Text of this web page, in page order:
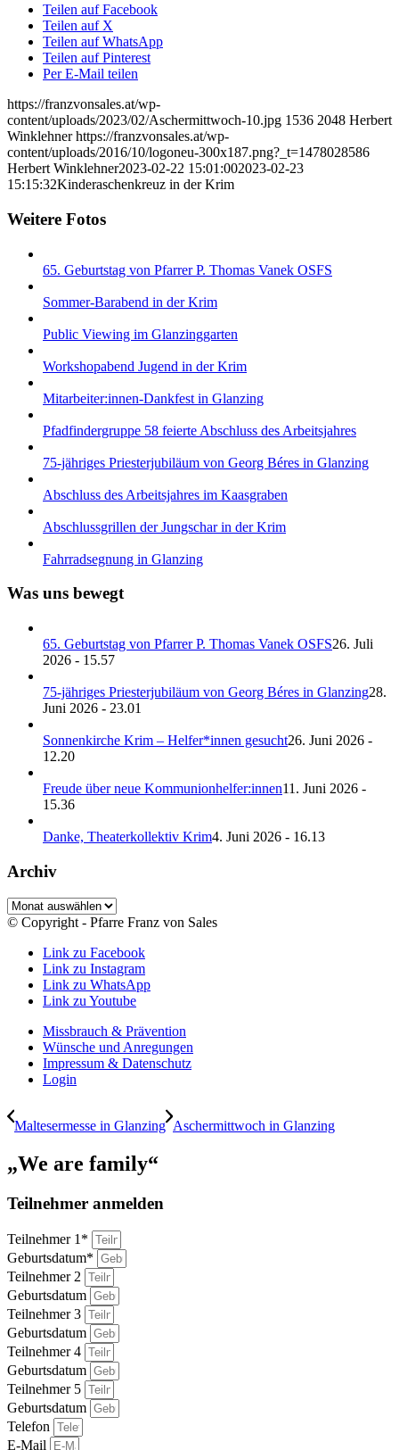
Teilen auf Facebook
Teilen auf X
Teilen auf WhatsApp
Teilen auf Pinterest
Per E-Mail teilen
https://franzvonsales.at/wp-
content/uploads/2023/02/Aschermittwoch-10.jpg 1536 2048 Herbert
Winklehner https://franzvonsales.at/wp-
content/uploads/2016/10/logoneu-300x187.png?_t=1478028586
Herbert Winklehner2023-02-22 15:01:002023-02-23
15:15:32Kinderaschenkreuz in der Krim
Weitere Fotos
65. Geburtstag von Pfarrer P. Thomas Vanek OSFS
Sommer-Barabend in der Krim
Public Viewing im Glanzinggarten
Workshopabend Jugend in der Krim
Mitarbeiter:innen-Dankfest in Glanzing
Pfadfindergruppe 58 feierte Abschluss des Arbeitsjahres
75-jähriges Priesterjubiläum von Georg Béres in Glanzing
Abschluss des Arbeitsjahres im Kaasgraben
Abschlussgrillen der Jungschar in der Krim
Fahrradsegnung in Glanzing
Was uns bewegt
65. Geburtstag von Pfarrer P. Thomas Vanek OSFS26. Juli
2026 - 15.57
75-jähriges Priesterjubiläum von Georg Béres in Glanzing28.
Juni 2026 - 23.01
Sonnenkirche Krim – Helfer*innen gesucht26. Juni 2026 -
12.20
Freude über neue Kommunionhelfer:innen11. Juni 2026 -
15.36
Danke, Theaterkollektiv Krim4. Juni 2026 - 16.13
Archiv
Archiv
© Copyright - Pfarre Franz von Sales
Link zu Facebook
Link zu Instagram
Link zu WhatsApp
Link zu Youtube
Missbrauch & Prävention
Wünsche und Anregungen
Impressum & Datenschutz
Login
Maltesermesse in Glanzing Aschermittwoch in Glanzing
„We are family“
Teilnehmer anmelden
Teilnehmer 1*
Geburtsdatum*
Teilnehmer 2
Geburtsdatum
Teilnehmer 3
Geburtsdatum
Teilnehmer 4
Geburtsdatum
Teilnehmer 5
Geburtsdatum
Telefon
E-Mail